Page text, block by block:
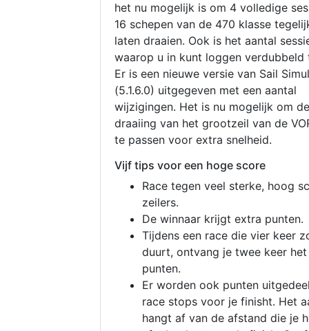
het nu mogelijk is om 4 volledige
16 schepen van de 470 klasse
laten draaien. Ook is het aantal
waarop u in kunt loggen verdubbeld
Er is een nieuwe versie van Sail
(5.1.6.0) uitgegeven met een aantal
wijzigingen. Het is nu mogelijk om de
draaiing van het grootzeil van de
te passen voor extra snelheid.
Vijf tips voor een hoge score
Race tegen veel sterke, hoog
zeilers.
De winnaar krijgt extra punten.
Tijdens een race die vier keer
duurt, ontvang je twee keer
punten.
Er worden ook punten
race stops voor je finisht. Het
hangt af van de afstand die je